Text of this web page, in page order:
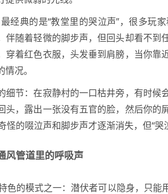
经典的是“教堂里的哭泣声”，很多玩
伴随着轻微的脚步声，但回头却看不
穿着红色衣服，头发垂到肩膀，当你
况。
细节：在寂静村的一口枯井旁，有时
头，露出一张没有五官的脸，然后你
怪的啜泣声和脚步声才逐渐消失，但“
风管道里的呼吸声
色的模式之一：潜伏者可以隐身，只